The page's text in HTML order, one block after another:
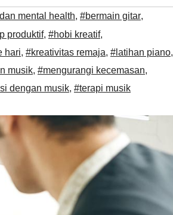
mental health, #bermain gitar,
produktif, #hobi kreatif,
hari, #kreativitas remaja, #latihan piano,
musik, #mengurangi kecemasan,
dengan musik, #terapi musik